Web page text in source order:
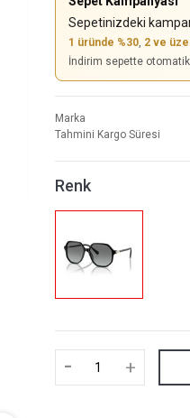
Sepetinizdeki
1 üründe %30, 2 ve
İndirim sepette otomatik
Marka
Tahmini Kargo Süresi
Renk
- +